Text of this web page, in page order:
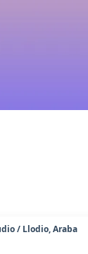
/ Llodio, Araba